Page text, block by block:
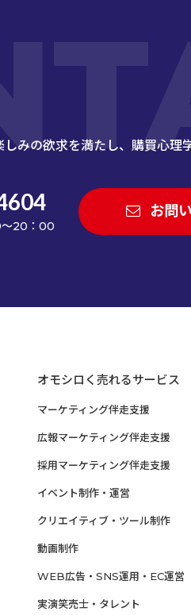
みの欲求を満たし、 購買心理
～20：00
お問
オモシロく売れるサービス
マーケティング伴走支援
広報マーケティング伴走支援
採用マーケティング伴走支援
イベント制作・運営
クリエイティブ・ツール制作
動画制作
WEB広告・SNS運用・EC運営
実演笑売士・タレント